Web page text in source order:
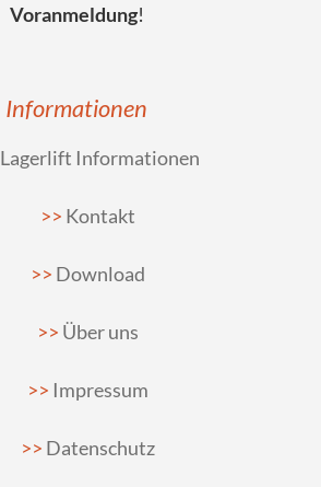
Voranmeldung!
Informationen
Lagerlift Informationen
Kontakt
Download
Über uns
Impressum
Datenschutz